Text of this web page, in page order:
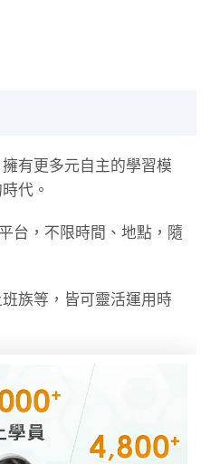
有更多元自主的學習模
代。
台，不限時間、地點，隨
族等，皆可靈活運用時